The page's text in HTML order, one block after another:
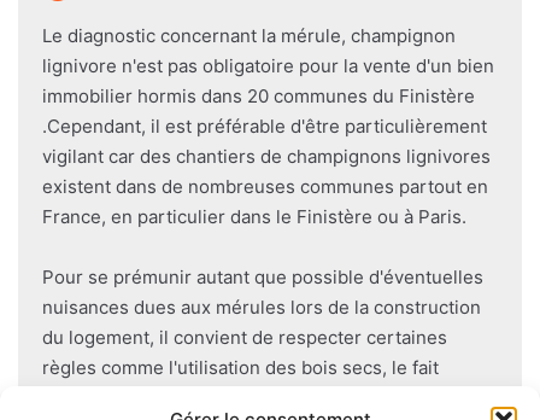
Le diagnostic concernant la mérule, champignon
lignivore n'est pas obligatoire pour la vente d'un bien
immobilier hormis dans 20 communes du Finistère
.Cependant, il est préférable d'être particulièrement
vigilant car des chantiers de champignons lignivores
existent dans de nombreuses communes partout en
France, en particulier dans le Finistère ou à Paris.
Pour se prémunir autant que possible d'éventuelles
nuisances dues aux mérules lors de la construction
du logement, il convient de respecter certaines
règles comme l'utilisation des bois secs, le fait